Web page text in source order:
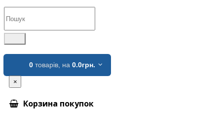
0 товарів, на 0.0грн.
×
Корзина покупок